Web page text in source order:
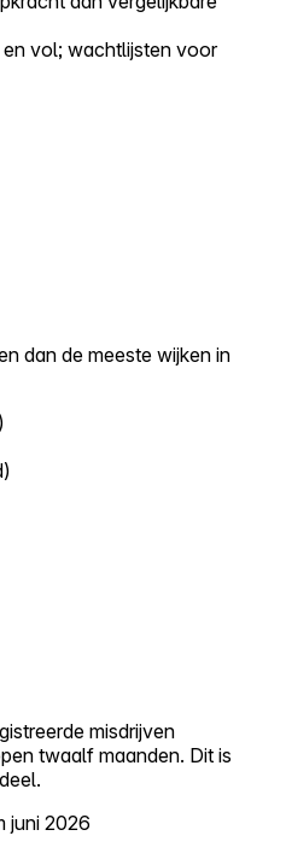
vol; wachtlijsten voor
dan de meeste wijken in
misdrijven
twaalf maanden. Dit is
juni 2026